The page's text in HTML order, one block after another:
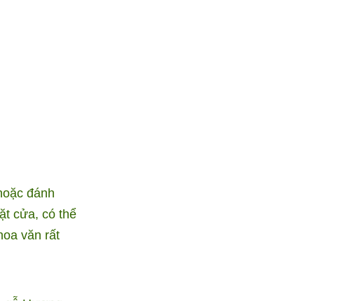
đánh
cửa, có thể
văn rất